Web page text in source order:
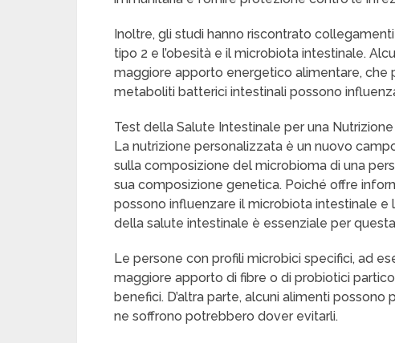
Inoltre, gli studi hanno riscontrato
tipo 2 e l’obesità e il microbiota intestinale.
maggiore apporto energetico alimentare, che
metaboliti batterici intestinali possono
Test della Salute Intestinale per una
La nutrizione personalizzata è un nuovo
sulla composizione del microbioma di una
sua composizione genetica. Poiché offre
possono influenzare il microbiota intestinale e
della salute intestinale è essenziale per
Le persone con profili microbici specifici, ad
maggiore apporto di fibre o di probiotici
benefici. D’altra parte, alcuni alimenti
ne soffrono potrebbero dover evitarli.